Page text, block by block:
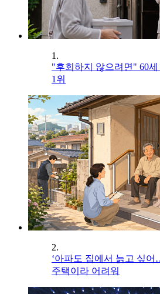
1.
"후회하지 않으려면" 60
1위
2.
‘아파도 집에서 늙고 싶어
주택이라 어려워